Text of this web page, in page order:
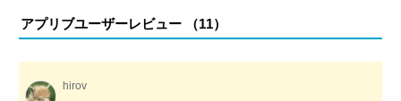
アプリブユーザーレビュー （11）
hirov